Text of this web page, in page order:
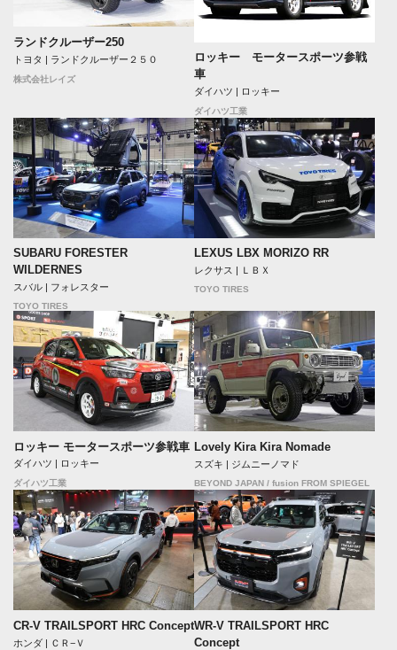
ランドクルーザー250
トヨタ | ランドクルーザー２５０
株式会社レイズ
ロッキー モータースポーツ参戦
車
ダイハツ | ロッキー
ダイハツ工業
SUBARU FORESTER
WILDERNES
スバル | フォレスター
TOYO TIRES
LEXUS LBX MORIZO RR
レクサス | ＬＢＸ
TOYO TIRES
ロッキー モータースポーツ参戦車
ダイハツ | ロッキー
ダイハツ工業
Lovely Kira Kira Nomade
スズキ | ジムニーノマド
BEYOND JAPAN / fusion FROM SPIEGEL
CR-V TRAILSPORT HRC Concept
ホンダ | ＣＲ−Ｖ
WR-V TRAILSPORT HRC
Concept